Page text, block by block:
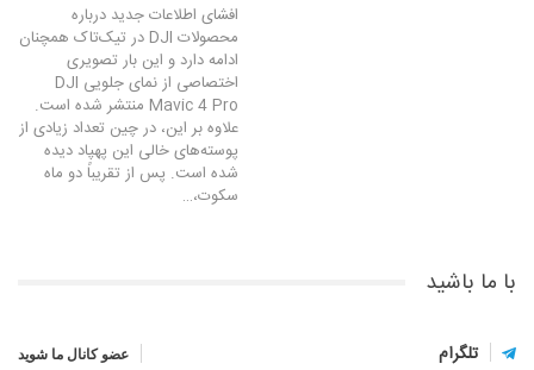
افشای اطلاعات جدید درباره
محصولات DJI در تیک‌تاک همچنان
ادامه دارد و این بار تصویری
اختصاصی از نمای جلویی DJI
Mavic 4 Pro منتشر شده است.
علاوه بر این، در چین تعداد زیادی از
پوسته‌های خالی این پهپاد دیده
شده است. پس از تقریباً دو ماه
سکوت،…
با ما باشید
تلگرام عضو کانال ما شوید